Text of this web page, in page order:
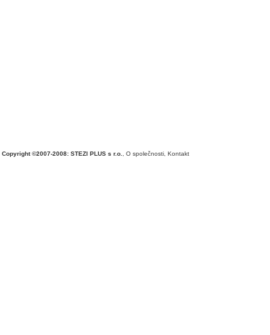
Copyright ©2007-2008: STEZI PLUS s r.o. O společnosti Kontakt